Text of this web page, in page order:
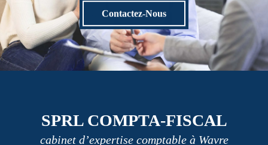
Contactez-Nous
SPRL COMPTA-FISCAL
cabinet d’expertise comptable à Wavre